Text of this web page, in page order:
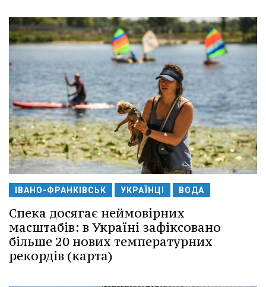
ІВАНО-ФРАНКІВСЬК УКРАЇНЦІ ВОДА
Спека досягає неймовірних
масштабів: в Україні зафіксовано
більше 20 нових температурних
рекордів (карта)